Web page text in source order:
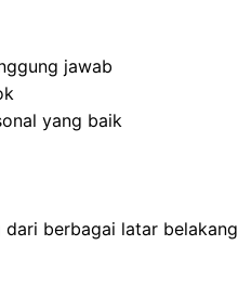
jawab
yang baik
dari berbagai latar belakang